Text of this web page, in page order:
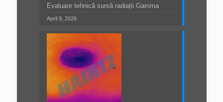
Evaluare tehnică sursă radiații Gamma
April 9, 2026